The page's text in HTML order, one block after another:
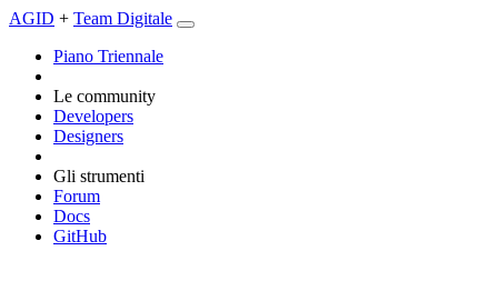
AGID + Team Digitale
Piano Triennale
Le community
Developers
Designers
Gli strumenti
Forum
Docs
GitHub